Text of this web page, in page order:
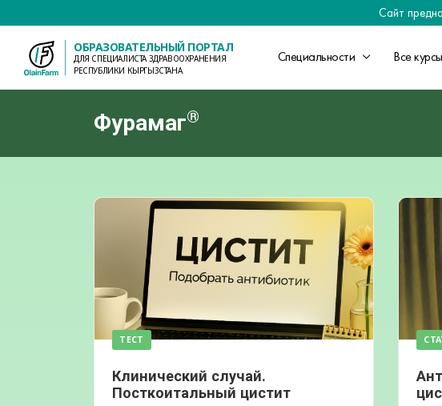
Сайт
ОБРАЗОВАТЕЛЬНЫЙ ПОРТАЛ
ДЛЯ СПЕЦИАЛИСТА ЗДРАВООХРАНЕНИЯ
РЕСПУБЛИКИ КЫРГЫЗСТАНА
Специальности Все курсы
Фурамаг®
ТЕСТ
Клинический случай.
Посткоитальный цистит